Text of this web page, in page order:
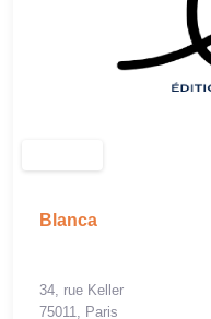
Blanca
34, rue Keller
75011, Paris